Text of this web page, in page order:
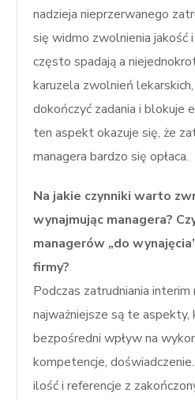
nadzieja nieprzerwanego
się widmo zwolnienia jakość
często spadają a
karuzela zwolnień
dokończyć zadania i blokuje
ten aspekt okazuje się, że
managera bardzo się opłaca.
Na jakie czynniki warto
wynajmując managera?
managerów „do
firmy?
Podczas zatrudniania interim
najważniejsze są te aspekty,
bezpośredni wpływ na
kompetencje,
ilość i referencje z